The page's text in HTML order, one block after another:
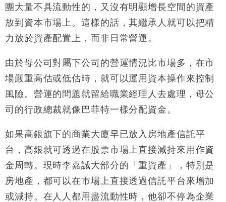
團大量不具流動性的，又沒有明顯增長空間的資產
放到資本市場上。這樣的話，其繼承人就可以把精
力放於資產配置上，而非日常營運。
由於母公司對屬下公司的營運情況比市場多，在市
場嚴重高估或低估時，就可以運用資本操作來控制
風險。營運的問題就留給職業經理人去處理，母公
司的行政總裁就像巴菲特一樣分配資金。
如果高銀旗下的商業大廈早已放入房地產信託平
台，高銀就可透過在股票市場上直接減持來用作資
金周轉。現時李嘉誠大部分的「重資產」，特別是
房地產，都可以在市場上直接透過信託平台來增加
或減持。在人人都用盡流動性時，他卻不停為企業